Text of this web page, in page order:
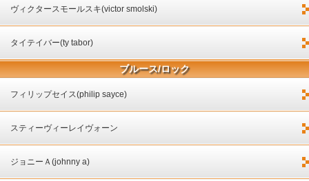
ヴィクタースモールスキ(victor smolski)
タイテイバー(ty tabor)
ブルース/ロック
フィリップセイス(philip sayce)
スティーヴィーレイヴォーン
ジョニーＡ(johnny a)